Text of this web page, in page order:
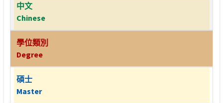
中文
Chinese
學位類別
Degree
碩士
Master